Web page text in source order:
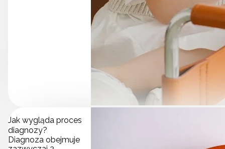
Jak wygląda proces
diagnozy?
Diagnoza obejmuje